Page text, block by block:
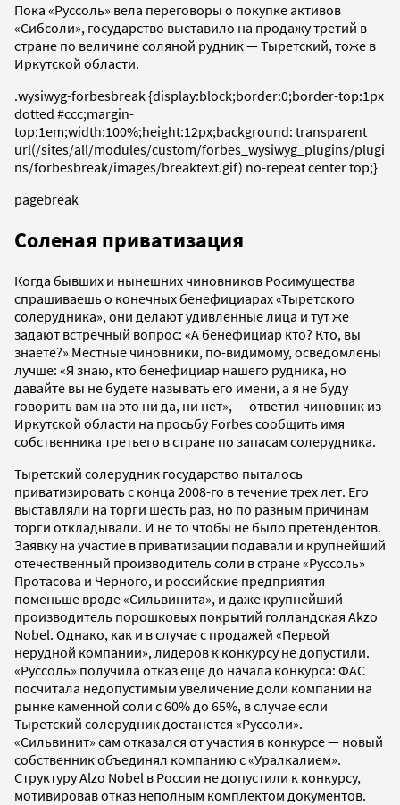
Пока «Руссоль» вела переговоры о покупке активов
«Сибсоли», государство выставило на продажу третий в
стране по величине соляной рудник — Тыретский, тоже в
Иркутской области.
.wysiwyg-forbesbreak {display:block;border:0;border-top:1px
dotted #ccc;margin-
top:1em;width:100%;height:12px;background: transparent
url(/sites/all/modules/custom/forbes_wysiwyg_plugins/plugi
ns/forbesbreak/images/breaktext.gif) no-repeat center top;}
pagebreak
Соленая приватизация
Когда бывших и нынешних чиновников Росимущества
спрашиваешь о конечных бенефициарах «Тыретского
солерудника», они делают удивленные лица и тут же
задают встречный вопрос: «А бенефициар кто? Кто, вы
знаете?» Местные чиновники, по-видимому, осведомлены
лучше: «Я знаю, кто бенефициар нашего рудника, но
давайте вы не будете называть его имени, а я не буду
говорить вам на это ни да, ни нет», — ответил чиновник из
Иркутской области на просьбу Forbes сообщить имя
собственника третьего в стране по запасам солерудника.
Тыретский солерудник государство пыталось
приватизировать с конца 2008-го в течение трех лет. Его
выставляли на торги шесть раз, но по разным причинам
торги откладывали. И не то чтобы не было претендентов.
Заявку на участие в приватизации подавали и крупнейший
отечественный производитель соли в стране «Руссоль»
Протасова и Черного, и российские предприятия
поменьше вроде «Сильвинита», и даже крупнейший
производитель порошковых покрытий голландская Akzo
Nobel. Однако, как и в случае с продажей «Первой
нерудной компании», лидеров к конкурсу не допустили.
«Руссоль» получила отказ еще до начала конкурса: ФАС
посчитала недопустимым увеличение доли компании на
рынке каменной соли с 60% до 65%, в случае если
Тыретский солерудник достанется «Руссоли».
«Сильвинит» сам отказался от участия в конкурсе — новый
собственник объединял компанию с «Уралкалием».
Структуру Alzo Nobel в России не допустили к конкурсу,
мотивировав отказ неполным комплектом документов.